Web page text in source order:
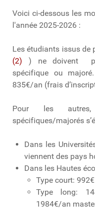
Voici ci-dessous les
l'année 2025-2026 :
Les étudiants issus de
(2) ) ne doivent
spécifique ou
835€/an (frais
Pour les autres,
spécifiques/majorés
Dans les
viennent des pays
Dans les Hautes
Type court: 992€
Type long:
1984€/an